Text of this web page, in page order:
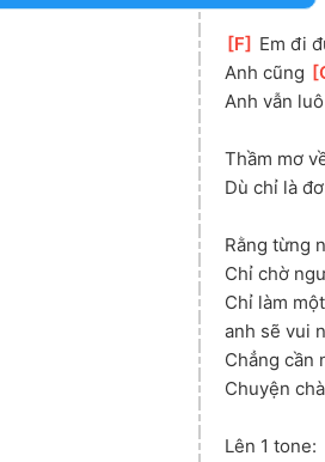
F
Em đi
Anh cũng
Anh vẫn
Thầm mơ
Dù chỉ là
Rằng từng
Chỉ chờ
Chỉ làm
anh sẽ vui
Chẳng cần
Chuyện
Lên 1 tone: